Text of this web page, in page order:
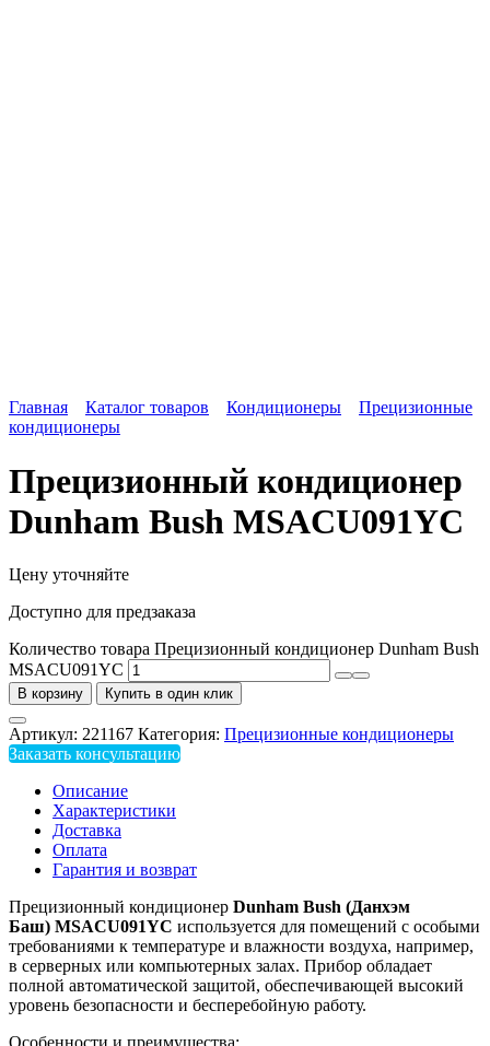
Главная Каталог товаров Кондиционеры
Прецизионные
кондиционеры
Прецизионный кондиционер
Dunham Bush MSACU091YC
Цену уточняйте
Доступно для предзаказа
Количество товара Прецизионный кондиционер Dunham Bush
MSACU091YC
В корзину Купить в один клик
Артикул: 221167 Категория: Прецизионные кондиционеры
Заказать консультацию
Описание
Характеристики
Доставка
Оплата
Гарантия и возврат
Прецизионный кондиционер Dunham Bush (Данхэм
Баш) MSACU091YC используется для помещений с особыми
требованиями к температуре и влажности воздуха, например,
в серверных или компьютерных залах. Прибор обладает
полной автоматической защитой, обеспечивающей высокий
уровень безопасности и бесперебойную работу.